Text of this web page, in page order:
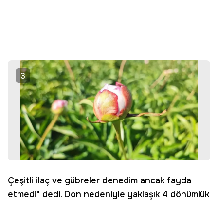
3
Çeşitli ilaç ve gübreler denedim ancak fayda
etmedi" dedi. Don nedeniyle yaklaşık 4 dönümlük